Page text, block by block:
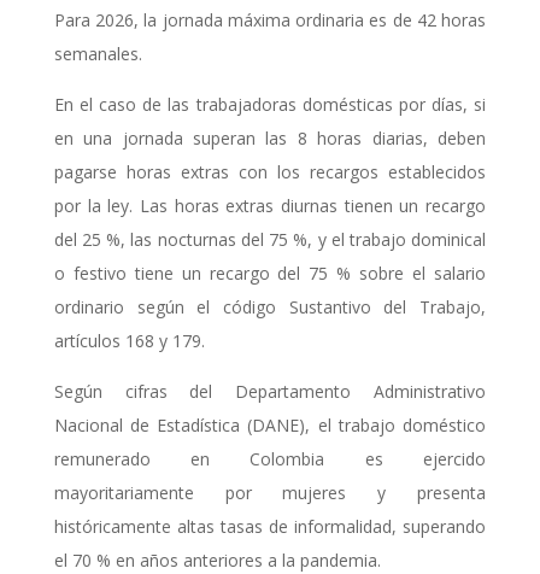
Para 2026, la jornada máxima ordinaria es de 42 horas
semanales.
En el caso de las trabajadoras domésticas por días, si
en una jornada superan las 8 horas diarias, deben
pagarse horas extras con los recargos establecidos
por la ley. Las horas extras diurnas tienen un recargo
del 25 %, las nocturnas del 75 %, y el trabajo dominical
o festivo tiene un recargo del 75 % sobre el salario
ordinario según el código Sustantivo del Trabajo,
artículos 168 y 179.
Según cifras del Departamento Administrativo
Nacional de Estadística (DANE), el trabajo doméstico
remunerado en Colombia es ejercido
mayoritariamente por mujeres y presenta
históricamente altas tasas de informalidad, superando
el 70 % en años anteriores a la pandemia.